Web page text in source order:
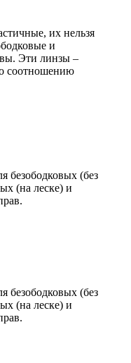
их нельзя
и
Эти линзы –
соотношению
безободковых (без
(на леске) и
безободковых (без
(на леске) и